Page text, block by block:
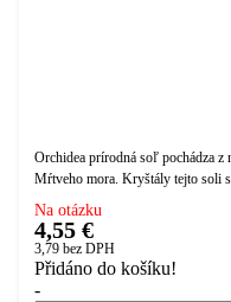
Orchidea prírodná soľ pochádza z
Mŕtveho mora. Kryštály tejto soli
Na otázku
4,55 €
3,79 bez DPH
Přidáno do košíku!
-